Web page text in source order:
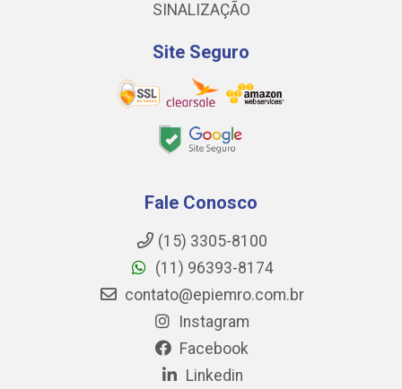
SINALIZAÇÃO
Site Seguro
Fale Conosco
(15) 3305-8100
(11) 96393-8174
contato@epiemro.com.br
Instagram
Facebook
Linkedin